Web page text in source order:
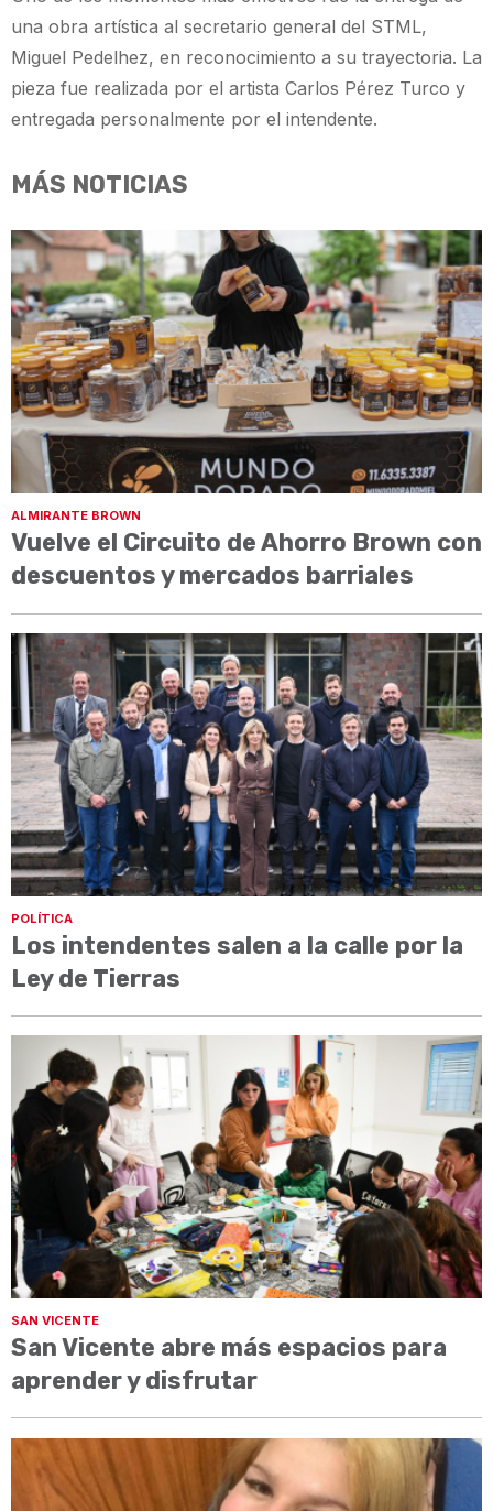
una obra artística al secretario general del STML,
Miguel Pedelhez, en reconocimiento a su trayectoria. La
pieza fue realizada por el artista Carlos Pérez Turco y
entregada personalmente por el intendente.
MÁS NOTICIAS
ALMIRANTE BROWN
Vuelve el Circuito de Ahorro Brown con
descuentos y mercados barriales
POLÍTICA
Los intendentes salen a la calle por la
Ley de Tierras
SAN VICENTE
San Vicente abre más espacios para
aprender y disfrutar